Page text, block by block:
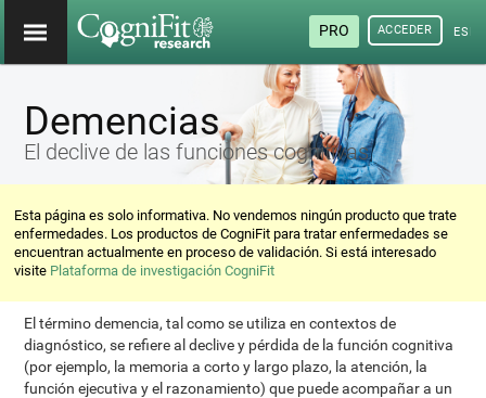
PRO ACCEDER
Demencias
El declive de las funciones cognitivas
Esta página es solo informativa. No vendemos ningún producto que trate
enfermedades. Los productos de CogniFit para tratar enfermedades se
encuentran actualmente en proceso de validación. Si está interesado
visite Plataforma de investigación CogniFit
El término demencia, tal como se utiliza en contextos de
diagnóstico, se refiere al declive y pérdida de la función cognitiva
(por ejemplo, la memoria a corto y largo plazo, la atención, la
función ejecutiva y el razonamiento) que puede acompañar a un